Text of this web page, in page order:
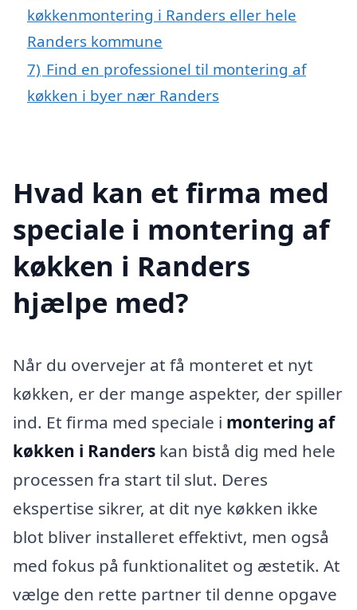
køkkenmontering i Randers eller hele
Randers kommune
7) Find en professionel til montering af
køkken i byer nær Randers
Hvad kan et firma med
speciale i montering af
køkken i Randers
hjælpe med?
Når du overvejer at få monteret et nyt
køkken, er der mange aspekter, der spiller
ind. Et firma med speciale i montering af
køkken i Randers kan bistå dig med hele
processen fra start til slut. Deres
ekspertise sikrer, at dit nye køkken ikke
blot bliver installeret effektivt, men også
med fokus på funktionalitet og æstetik. At
vælge den rette partner til denne opgave